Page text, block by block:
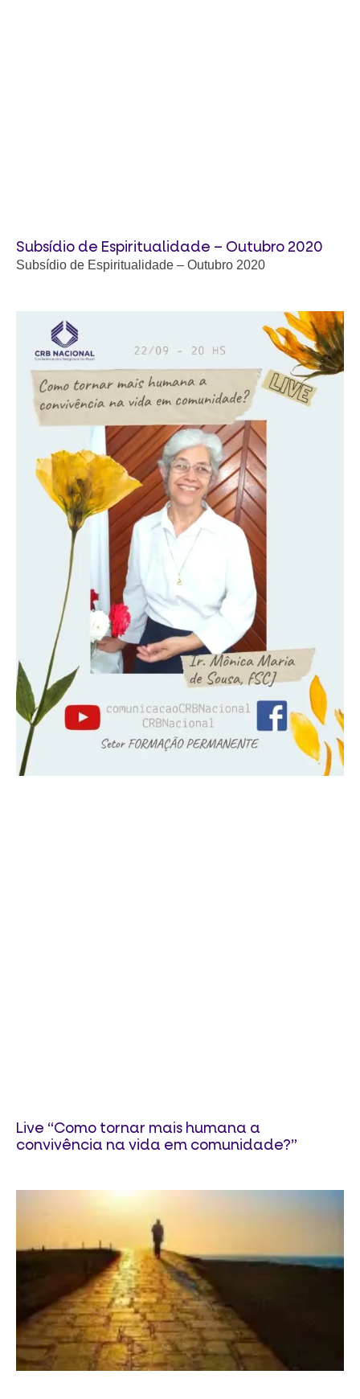
Subsídio de Espiritualidade – Outubro 2020
Subsídio de Espiritualidade – Outubro 2020
Live “Como tornar mais humana a
convivência na vida em comunidade?”